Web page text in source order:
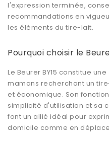
l'expression terminée,
recommandations en
les éléments du tire-lait.
Pourquoi choisir le
Le Beurer BY15 constitue
mamans recherchant un
et économique. Son
simplicité d'utilisation et sa
font un allié idéal pour
domicile comme en